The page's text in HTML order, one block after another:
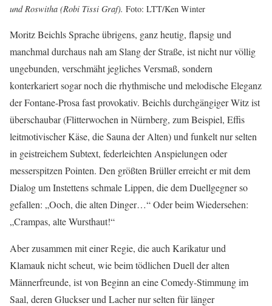
und Roswitha (Robi Tissi Graf). Foto: LTT/Ken Winter
Moritz Beichls Sprache übrigens, ganz heutig, flapsig und
manchmal durchaus nah am Slang der Straße, ist nicht nur völlig
ungebunden, verschmäht jegliches Versmaß, sondern
konterkariert sogar noch die rhythmische und melodische Eleganz
der Fontane-Prosa fast provokativ. Beichls durchgängiger Witz ist
überschaubar (Flitterwochen in Nürnberg, zum Beispiel, Effis
leitmotivischer Käse, die Sauna der Alten) und funkelt nur selten
in geistreichem Subtext, federleichten Anspielungen oder
messerspitzen Pointen. Den größten Brüller erreicht er mit dem
Dialog um Instettens schmale Lippen, die dem Duellgegner so
gefallen: „Ooch, die alten Dinger…“ Oder beim Wiedersehen:
„Crampas, alte Wursthaut!“
Aber zusammen mit einer Regie, die auch Karikatur und
Klamauk nicht scheut, wie beim tödlichen Duell der alten
Männerfreunde, ist von Beginn an eine Comedy-Stimmung im
Saal, deren Gluckser und Lacher nur selten für länger